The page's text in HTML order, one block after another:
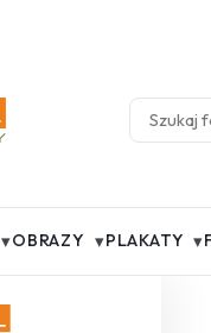
▾OBRAZY ▾PLAKATY ▾